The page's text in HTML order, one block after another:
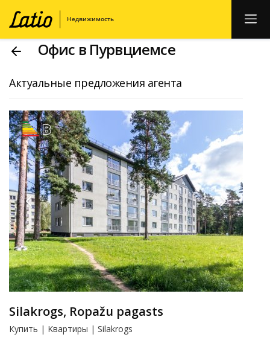
Офис в Пурвциемсе
Актуальные предложения агента
B
Silakrogs, Ropažu pagasts
Купить | Kвартиры | Silakrogs